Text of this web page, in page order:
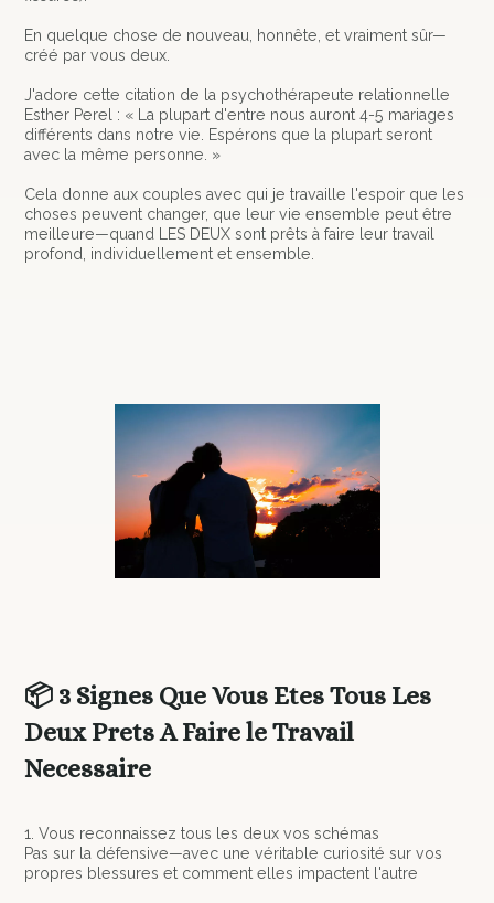
En quelque chose de nouveau, honnête, et vraiment sûr—
créé par vous deux.
J'adore cette citation de la psychothérapeute relationnelle
Esther Perel : « La plupart d'entre nous auront 4-5 mariages
différents dans notre vie. Espérons que la plupart seront
avec la même personne. »
Cela donne aux couples avec qui je travaille l'espoir que les
choses peuvent changer, que leur vie ensemble peut être
meilleure—quand LES DEUX sont prêts à faire leur travail
profond, individuellement et ensemble.
📦 3 Signes Que Vous Etes Tous Les
Deux Prets A Faire le Travail
Necessaire
1. Vous reconnaissez tous les deux vos schémas
Pas sur la défensive—avec une véritable curiosité sur vos
propres blessures et comment elles impactent l'autre